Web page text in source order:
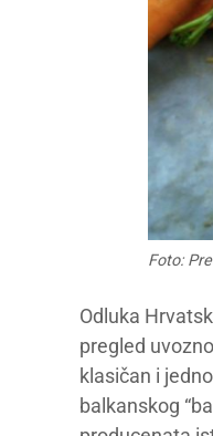
Foto:
Odluka
pregled
klasičan i
balkanskog